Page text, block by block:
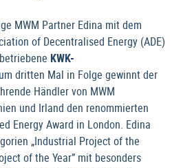
MWM Partner Edina mit dem
of Decentralised Energy (ADE)
KWK-
dritten Mal in Folge gewinnt der
Händler von MWM
und Irland den renommierten
Energy Award in London. Edina
„Industrial Project of the
of the Year” mit besonders